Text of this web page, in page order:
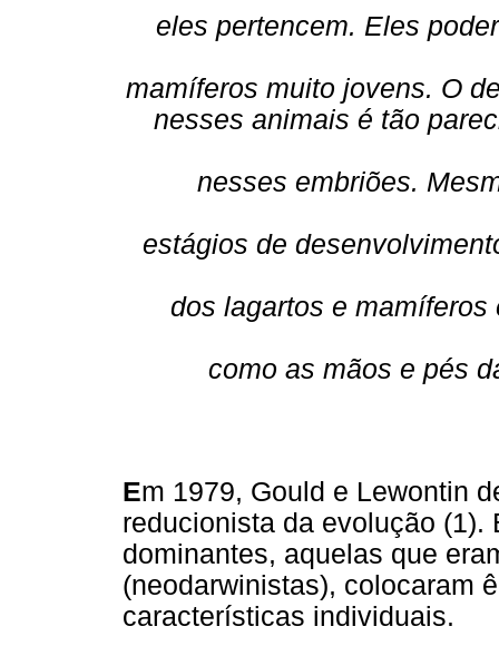
eles pertencem. Eles
mamíferos muito jovens. O
nesses animais é tão
nesses embriões.
estágios de
dos lagartos e
como as mãos e pés
Em 1979, Gould e Lewontin
reducionista da evolução (1).
dominantes, aquelas que
(neodarwinistas), colocaram
características individuais.